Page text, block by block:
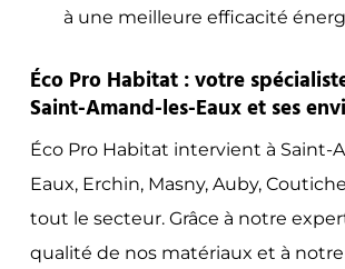
à une meilleure efficacité
Éco Pro Habitat : votre
Saint-Amand-les-Eaux et ses
Éco Pro Habitat intervient à Saint-
Eaux, Erchin, Masny, Auby,
tout le secteur. Grâce à notre
qualité de nos matériaux et à notre